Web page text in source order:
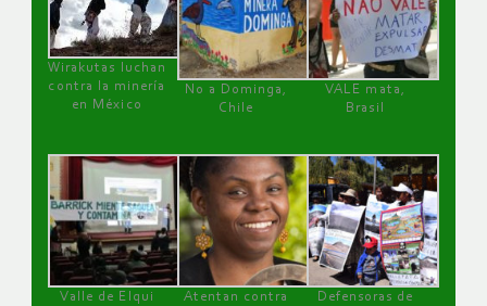
Wirakutas luchan
contra la minería
en México
No a Dominga,
Chile
VALE mata,
Brasil
Valle de Elqui
Atentan contra
Defensoras de